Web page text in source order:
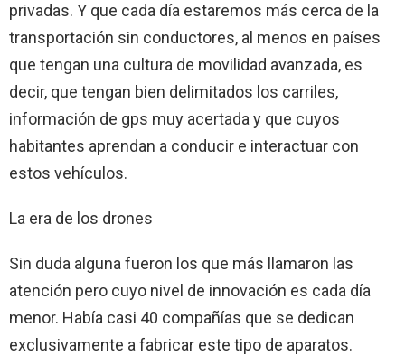
privadas. Y que cada día estaremos más cerca de la
transportación sin conductores, al menos en países
que tengan una cultura de movilidad avanzada, es
decir, que tengan bien delimitados los carriles,
información de gps muy acertada y que cuyos
habitantes aprendan a conducir e interactuar con
estos vehículos.
La era de los drones
Sin duda alguna fueron los que más llamaron las
atención pero cuyo nivel de innovación es cada día
menor. Había casi 40 compañías que se dedican
exclusivamente a fabricar este tipo de aparatos.